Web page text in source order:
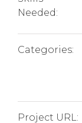
Needed:
Categories:
Project URL: